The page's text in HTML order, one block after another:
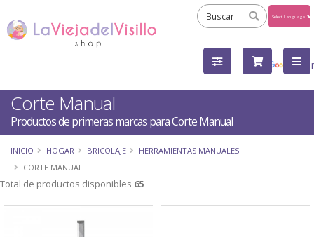
by
Corte Manual
Productos de primeras marcas para Corte Manual
INICIO HOGAR BRICOLAJE
HERRAMIENTAS MANUALES
CORTE MANUAL
Total de productos disponibles 65